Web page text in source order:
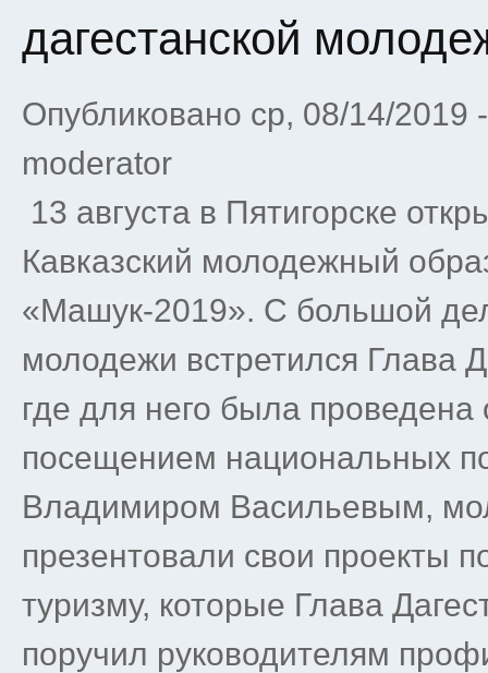
дагестанской
Опубликовано ср, 08/14/2019
moderator
13 августа в Пятигорске
Кавказский молодежный
«Машук-2019». С большой
молодежи встретился Глава
где для него была проведена
посещением национальных
Владимиром Васильевым,
презентовали свои проекты
туризму, которые Глава
поручил руководителям